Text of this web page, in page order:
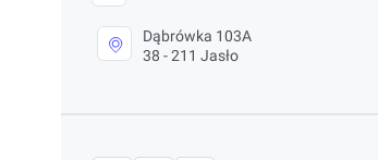
Dąbrówka 103A
38 - 211 Jasło